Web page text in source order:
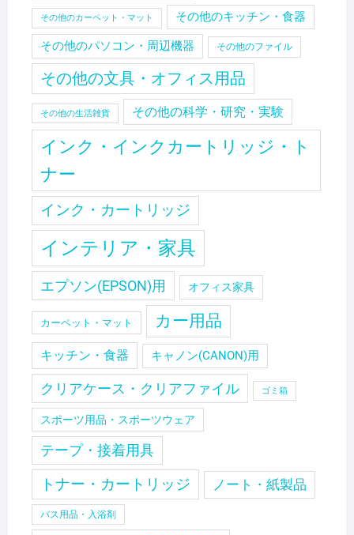
その他のカーペット・マット その他のキッチン・食器
その他のパソコン・周辺機器 その他のファイル
その他の文具・オフィス用品
その他の生活雑貨 その他の科学・研究・実験
インク・インクカートリッジ・ト
ナー
インク・カートリッジ
インテリア・家具
エプソン(EPSON)用 オフィス家具
カーペット・マット カー用品
キッチン・食器 キャノン(CANON)用
クリアケース・クリアファイル ゴミ箱
スポーツ用品・スポーツウェア
テープ・接着用具
トナー・カートリッジ ノート・紙製品
バス用品・入浴剤